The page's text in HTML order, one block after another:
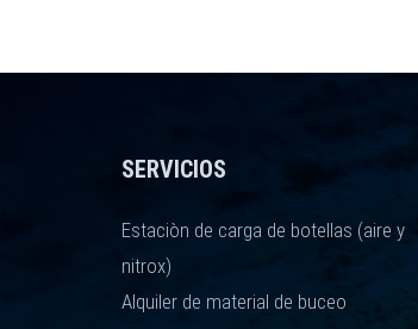
SERVICIOS
Estaciòn de carga de botellas (aire y
nitrox)
Alquiler de material de buceo